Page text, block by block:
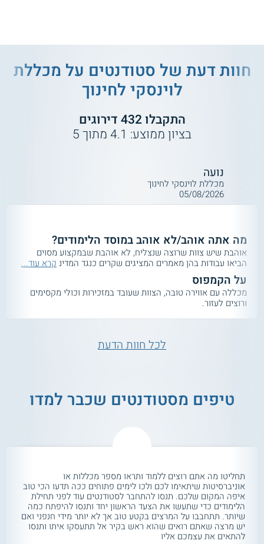
חוות דעת של סטודנטים על מכללת
לוינסקי לחינוך
התקבלו432דירוגים
בציון ממוצע: 4.1מתוך5
נועה
מכללת לוינסקי לחינוך
05/08/2026
מה אתה אוהב/לא אוהב במוסד הלימודים?
אוהבת שיש צוות שרוצה שנצליח, לא אוהבת שבמקצוע מסוים
הביאו עבודות בהן מאמרים המציגים שקרים כנגד המדינ קרא עוד...
על הקמפוס
מכללה עם אווירה טובה, הצוות שעובד במזכירות וכולי מקסימים
ורוצים לעזור.
לכל חוות הדעת
טיפים מסטודנטים שכבר למדו
תחליטו מה אתם רוצים ללמוד ותראו מספר מכללות או
אוניברסיטות שיתאימו לכם ולכו לימים פתוחים ככה תדעו הכי טוב
איפה המקום שלכם. תנסו להתחבר לסטודנטים עוד לפני תחילת
הלימודים כדי שתעשו את הצעד הראשון יחד ותנסו להיפתח כמה
שיותר. תתחבבו על המרצים בקטע טוב אך לא יותר מידי חנפני ואם
יש מרצה שאתם רואים שהוא ראש בקיר אל תתעסקו איתו ותנסו
להתאים את עצמכם אליו